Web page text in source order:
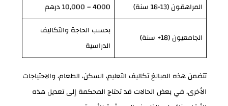
المراهقون (13-18 سنة)
4000 – 10,000 درهم
الجامعيون (18+ سنة)
بحسب الحاجة والتكاليف
الدراسية
تتضمن هذه المبالغ تكاليف التعليم، السكن، الطعام، والاحتياجات
الأخرى، في بعض الحالات قد تحتاج المحكمة إلى تعديل هذه